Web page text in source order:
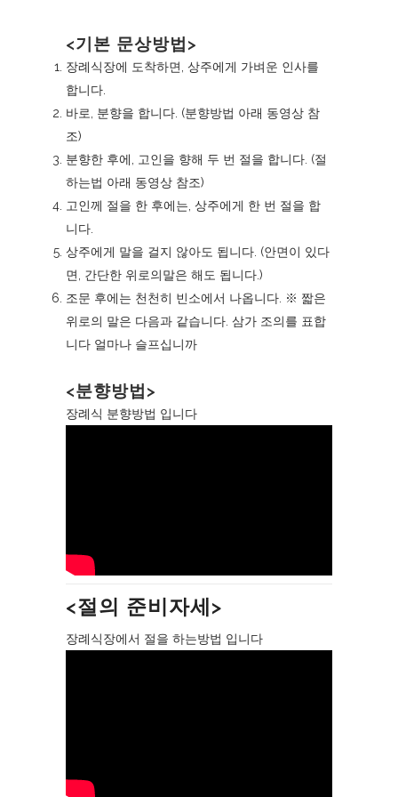
<기본 문상방법>
장례식장에 도착하면, 상주에게 가벼운 인사를
합니다.
바로, 분향을 합니다. (분향방법 아래 동영상 참
조)
분향한 후에, 고인을 향해 두 번 절을 합니다. (절
하는법 아래 동영상 참조)
고인께 절을 한 후에는, 상주에게 한 번 절을 합
니다.
상주에게 말을 걸지 않아도 됩니다. (안면이 있다
면, 간단한 위로의말은 해도 됩니다.)
조문 후에는 천천히 빈소에서 나옵니다. ※ 짧은
위로의 말은 다음과 같습니다. 삼가 조의를 표합
니다 얼마나 슬프십니까
<분향방법>
장례식 분향방법 입니다
<절의 준비자세>
장례식장에서 절을 하는방법 입니다